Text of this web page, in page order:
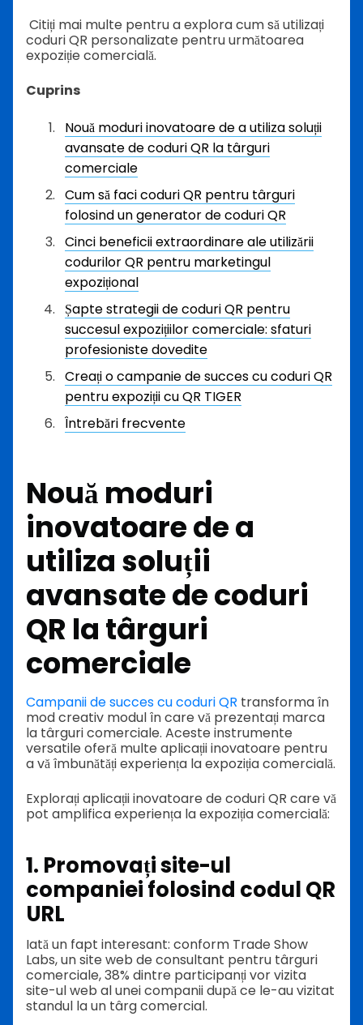
Citiți mai multe pentru a explora cum să utilizați
coduri QR personalizate pentru următoarea
expoziție comercială.
Cuprins
Nouă moduri inovatoare de a utiliza soluții
avansate de coduri QR la târguri
comerciale
Cum să faci coduri QR pentru târguri
folosind un generator de coduri QR
Cinci beneficii extraordinare ale utilizării
codurilor QR pentru marketingul
expozițional
Șapte strategii de coduri QR pentru
succesul expozițiilor comerciale: sfaturi
profesioniste dovedite
Creați o campanie de succes cu coduri QR
pentru expoziții cu QR TIGER
Întrebări frecvente
Nouă moduri
inovatoare de a
utiliza soluții
avansate de coduri
QR la târguri
comerciale
Campanii de succes cu coduri QR transforma în
mod creativ modul în care vă prezentați marca
la târguri comerciale. Aceste instrumente
versatile oferă multe aplicații inovatoare pentru
a vă îmbunătăți experiența la expoziția comercială.
Explorați aplicații inovatoare de coduri QR care vă
pot amplifica experiența la expoziția comercială:
1. Promovați site-ul
companiei folosind codul QR
URL
Iată un fapt interesant: conform Trade Show
Labs, un site web de consultant pentru târguri
comerciale, 38% dintre participanți vor vizita
site-ul web al unei companii după ce le-au vizitat
standul la un târg comercial.